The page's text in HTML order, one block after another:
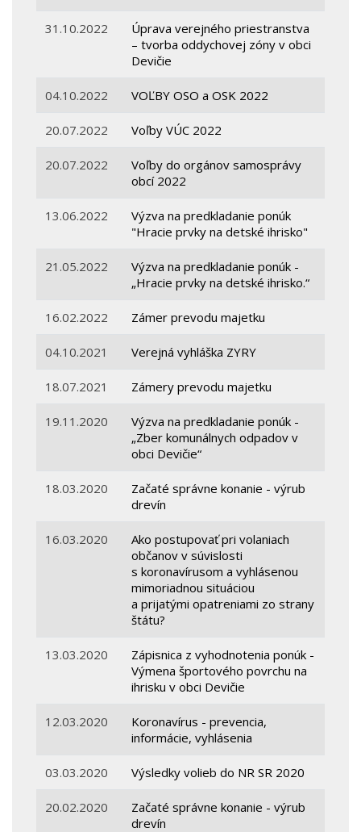
31.10.2022
Úprava verejného priestranstva
– tvorba oddychovej zóny v obci
Devičie
04.10.2022 VOĽBY OSO a OSK 2022
20.07.2022 Voľby VÚC 2022
20.07.2022
Voľby do orgánov samosprávy
obcí 2022
13.06.2022
Výzva na predkladanie ponúk
"Hracie prvky na detské ihrisko"
21.05.2022
Výzva na predkladanie ponúk -
„Hracie prvky na detské ihrisko.“
16.02.2022 Zámer prevodu majetku
04.10.2021 Verejná vyhláška ZYRY
18.07.2021 Zámery prevodu majetku
19.11.2020
Výzva na predkladanie ponúk -
„Zber komunálnych odpadov v
obci Devičie“
18.03.2020
Začaté správne konanie - výrub
drevín
16.03.2020
Ako postupovať pri volaniach
občanov v súvislosti
s koronavírusom a vyhlásenou
mimoriadnou situáciou
a prijatými opatreniami zo strany
štátu?
13.03.2020
Zápisnica z vyhodnotenia ponúk -
Výmena športového povrchu na
ihrisku v obci Devičie
12.03.2020
Koronavírus - prevencia,
informácie, vyhlásenia
03.03.2020 Výsledky volieb do NR SR 2020
20.02.2020
Začaté správne konanie - výrub
drevín